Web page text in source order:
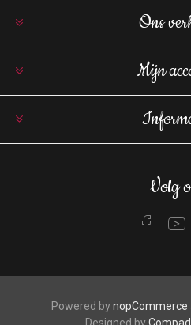
Ons
Mijn
Volg
Powered bynopCommerce